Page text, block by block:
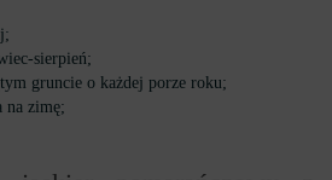
sierpień;
gruncie o każdej porze roku;
na zimę;